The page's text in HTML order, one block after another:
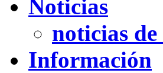
Noticias
noticias de
Información